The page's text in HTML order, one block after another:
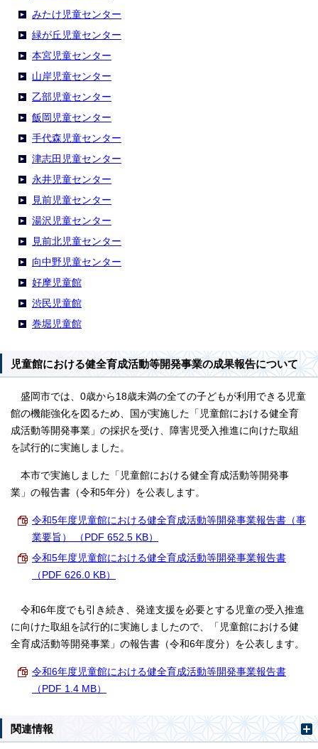
みたけ児童センター
緑が丘児童センター
本宮児童センター
山岸児童センター
乙部児童センター
飯岡児童センター
手代森児童センター
津志田児童センター
永井児童センター
見前児童センター
湯沢児童センター
見前北児童センター
向中野児童センター
好摩児童館
渋民児童館
巻堀児童館
児童館における健全育成活動等開発事業の成果報告について
盛岡市では、0歳から18歳未満の全ての子どもが利用できる児童
館の機能強化を図るため、国が実施した「児童館における健全育
成活動等開発事業」の採択を受け、障害児受入推進に向けた取組
を試行的に実施しました。
本市で実施しました「児童館における健全育成活動等開発事
業」の報告書（令和5年分）を公表します。
令和5年度児童館における健全育成活動等開発事業報告書（事
業要旨） （PDF 652.5 KB）
令和5年度児童館における健全育成活動等開発事業報告書
（PDF 626.0 KB）
令和6年度でも引き続き、発達支援を必要とする児童の受入推進
に向けた取組を試行的に実施しましたので、「児童館における健
全育成活動等開発事業」の報告書（令和6年度分）を公表します。
令和6年度児童館における健全育成活動等開発事業報告書
（PDF 1.4 MB）
関連情報